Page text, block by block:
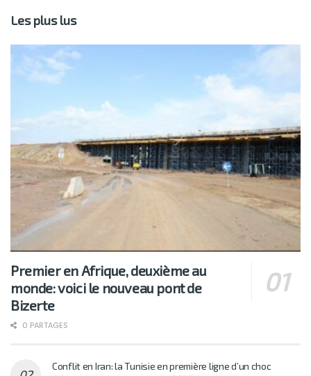
Les plus lus
Premier en Afrique, deuxième au
monde: voici le nouveau pont de
Bizerte
0 PARTAGES
Conflit en Iran: la Tunisie en première ligne d’un choc